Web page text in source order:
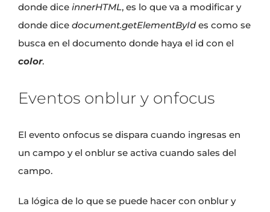
donde dice innerHTML, es lo que va a modificar y
donde dice document.getElementByIdes como se
busca en el documento donde haya el id con el
color.
Eventos onblur y onfocus
El evento onfocus se dispara cuando ingresas en
un campo y el onblur se activa cuando sales del
campo.
La lógica de lo que se puede hacer con onblur y